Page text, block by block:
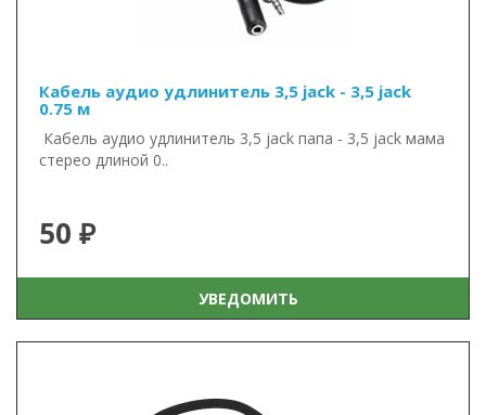
Кабель аудио удлинитель 3,5 jack - 3,5 jack
0.75 м
Кабель аудио удлинитель 3,5 jack папа - 3,5 jack мама
стерео длиной 0..
50 ₽
УВЕДОМИТЬ